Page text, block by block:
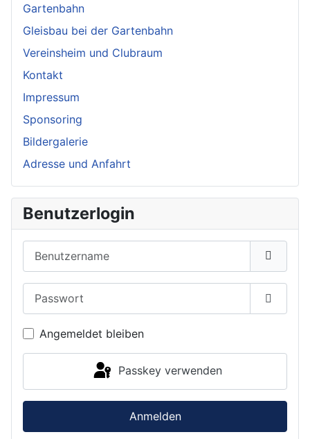
Gartenbahn
Gleisbau bei der Gartenbahn
Vereinsheim und Clubraum
Kontakt
Impressum
Sponsoring
Bildergalerie
Adresse und Anfahrt
Benutzerlogin
Angemeldet bleiben
Passkey verwenden
Anmelden